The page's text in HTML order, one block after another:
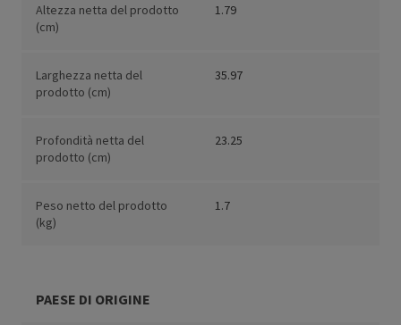
Altezza netta del prodotto
(cm)
1.79
Larghezza netta del
prodotto (cm)
35.97
Profondità netta del
prodotto (cm)
23.25
Peso netto del prodotto
(kg)
1.7
PAESE DI ORIGINE